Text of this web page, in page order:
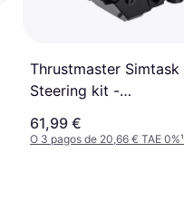
Thrustmaster Simtask
Steering kit -
61,99 €
O 3 pagos de 20,66 € TAE 0%¹